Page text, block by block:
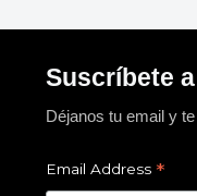
Suscríbete
Déjanos tu email y
Email Address *